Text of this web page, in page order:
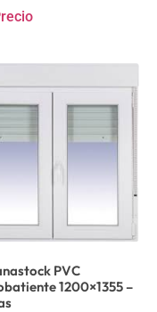
PVC
1200×1355 –